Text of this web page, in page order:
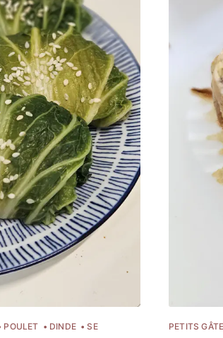
POULET DINDE
SE
PETITS
meilleures
plus de 1 600 abonnés. Une
recettes de saison et pour les